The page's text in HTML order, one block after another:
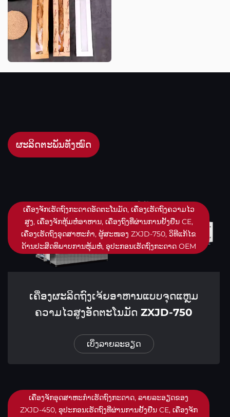
ຜະລິດຕະພັນທັງໝົດ
ເຄື່ອງຈັກເຮັດຖົງກະດາດອັດຕະໂນມັດ, ເຄື່ອງເຮັດຖົງຄວາມໄວ
ສູງ, ເຄື່ອງຈັກຫຸ້ມຫໍ່ອາຫານ, ເຄື່ອງຖົງທີ່ຜ່ານການຢັ້ງຢືນ CE,
ເຄື່ອງເຮັດຖົງອຸດສາຫະກໍາ, ຜູ້ສະໜອງ ZXJD-750, ວິທີແກ້ໄຂ
ດ້ານປະສິດທິພາບການຫຸ້ມຫໍ່, ອຸປະກອນເຮັດຖົງກະດາດ OEM
ເຄື່ອງຜະລິດຖົງເຈ້ຍອາຫານແບບຈຸດແຫຼມ
ຄວາມໄວສູງອັດຕະໂນມັດ ZXJD-750
ເບິ່ງລາຍລະອຽດ
ເຄື່ອງຈັກອຸດສາຫະກໍາເຮັດຖົງກະດາດ, ລາຍລະອຽດຂອງ
ZXJD-450, ອຸປະກອນເຮັດຖົງທີ່ຜ່ານການຢັ້ງຢືນ CE, ເຄື່ອງຈັກ